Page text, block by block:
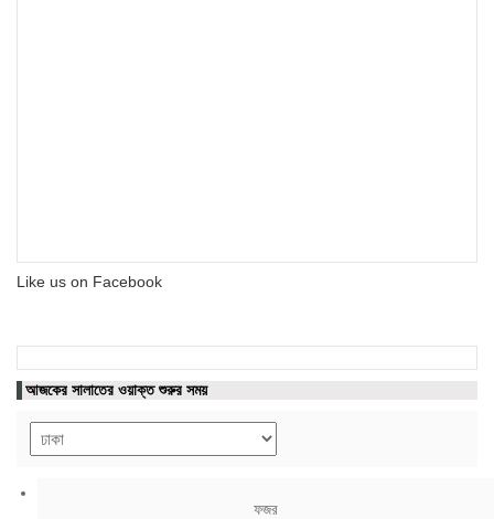
Like us on Facebook
আজকের সালাতের ওয়াক্ত শুরুর সময়
ফজর